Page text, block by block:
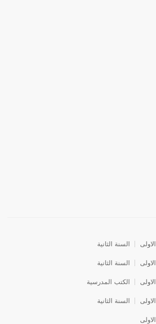
السنة الثانية
السنة الثانية
الكتب المدرسية
السنة الثانية